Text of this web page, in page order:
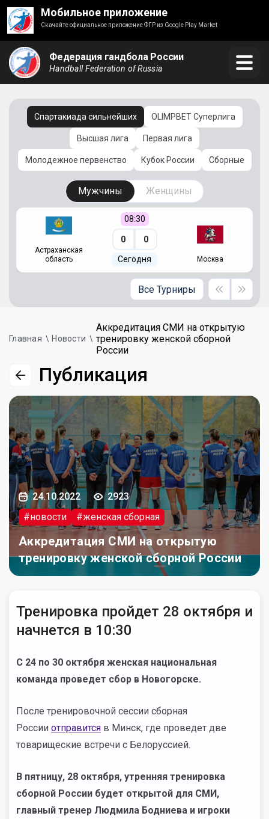
Мобильное приложение
Скачайте официальное приложение ФГР из Google Play Market
Федерация гандбола России
Handball Federation of Russia
Спартакиада сильнейших OLIMPBET Суперлига
Высшая лига Первая лига
Молодежное первенство Кубок России Сборные
Мужчины Женщины
Астраханская
область
08:30
0 0
Сегодня Москва
Все Турниры
Главная Новости
Аккредитация СМИ на открытую
тренировку женской сборной
России
Публикация
24.10.2022
2923
#новости
#женская сборная
Аккредитация СМИ на открытую
тренировку женской сборной России
Тренировка пройдет 28 октября и
начнется в 10:30
С 24 по 30 октября женская национальная
команда проведет сбор в Новогорске.
После тренировочной сессии сборная
России отправится в Минск, где проведет две
товарищеские встречи с Белоруссией.
В пятницу, 28 октября, утренняя тренировка
сборной России будет открытой для СМИ,
главный тренер Людмила Бодниева и игроки